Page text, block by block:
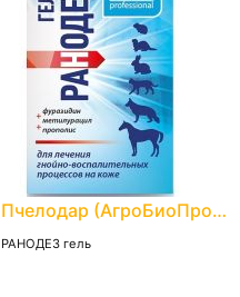
Пчелодар (АгроБиоПром)
РАНОДЕЗ гель